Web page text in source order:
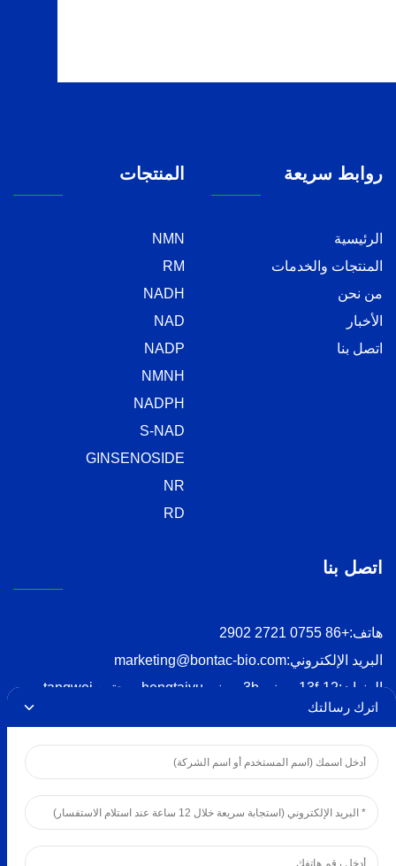
روابط سريعة
الرئيسية
المنتجات والخدمات
من نحن
الأخبار
اتصل بنا
المنتجات
NMN
RM
NADH
NAD
NADP
NMNH
NADPH
S-NAD
GINSENOSIDE
NR
RD
اتصل بنا
هاتف:+86 0755 2721 2902
البريد الإلكتروني:marketing@bontac-bio.com
العنوان:
شارع fenghuang، منطقة guangming، شنتشن
(شنتشن) المحدودة
سياسة الخصوصية
اترك رسالتك